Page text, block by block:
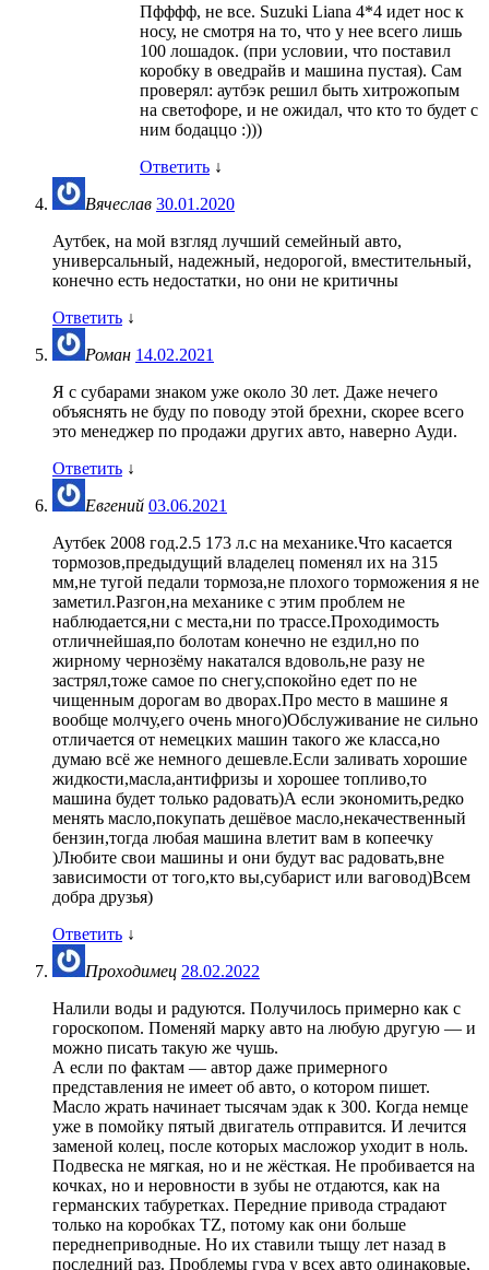
Пфффф, не все. Suzuki Liana 4*4 идет нос к
носу, не смотря на то, что у нее всего лишь
100 лошадок. (при условии, что поставил
коробку в оведрайв и машина пустая). Сам
проверял: аутбэк решил быть хитрожопым
на светофоре, и не ожидал, что кто то будет с
ним бодаццо :)))
Ответить ↓
Вячеслав 30.01.2020
Аутбек, на мой взгляд лучший семейный авто,
универсальный, надежный, недорогой, вместительный,
конечно есть недостатки, но они не критичны
Ответить ↓
Роман 14.02.2021
Я с субарами знаком уже около 30 лет. Даже нечего
объяснять не буду по поводу этой брехни, скорее всего
это менеджер по продажи других авто, наверно Ауди.
Ответить ↓
Евгений 03.06.2021
Аутбек 2008 год.2.5 173 л.с на механике.Что касается
тормозов,предыдущий владелец поменял их на 315
мм,не тугой педали тормоза,не плохого торможения я не
заметил.Разгон,на механике с этим проблем не
наблюдается,ни с места,ни по трассе.Проходимость
отличнейшая,по болотам конечно не ездил,но по
жирному чернозёму накатался вдоволь,не разу не
застрял,тоже самое по снегу,спокойно едет по не
чищенным дорогам во дворах.Про место в машине я
вообще молчу,его очень много)Обслуживание не сильно
отличается от немецких машин такого же класса,но
думаю всё же немного дешевле.Если заливать хорошие
жидкости,масла,антифризы и хорошее топливо,то
машина будет только радовать)А если экономить,редко
менять масло,покупать дешёвое масло,некачественный
бензин,тогда любая машина влетит вам в копеечку
)Любите свои машины и они будут вас радовать,вне
зависимости от того,кто вы,субарист или ваговод)Всем
добра друзья)
Ответить ↓
Проходимец 28.02.2022
Налили воды и радуются. Получилось примерно как с
гороскопом. Поменяй марку авто на любую другую — и
можно писать такую же чушь.
А если по фактам — автор даже примерного
представления не имеет об авто, о котором пишет.
Масло жрать начинает тысячам эдак к 300. Когда немце
уже в помойку пятый двигатель отправится. И лечится
заменой колец, после которых масложор уходит в ноль.
Подвеска не мягкая, но и не жёсткая. Не пробивается на
кочках, но и неровности в зубы не отдаются, как на
германских табуретках. Передние привода страдают
только на коробках TZ, потому как они больше
переднеприводные. Но их ставили тыщу лет назад в
последний раз. Проблемы гура у всех авто одинаковые,